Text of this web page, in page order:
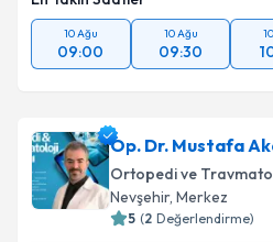
En Yakın Saatler
10 Ağu
09:00
10 Ağu
09:30
Op. Dr. Mustafa
Ortopedi ve
Nevşehir,Merkez
( Değerlendirme)